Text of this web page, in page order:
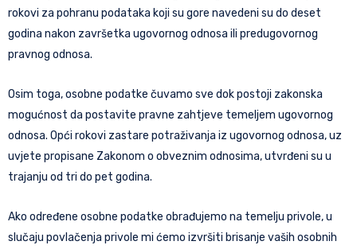
rokovi za pohranu podataka koji su gore navedeni su do deset
godina nakon završetka ugovornog odnosa ili predugovornog
pravnog odnosa.
Osim toga, osobne podatke čuvamo sve dok postoji zakonska
mogućnost da postavite pravne zahtjeve temeljem ugovornog
odnosa. Opći rokovi zastare potraživanja iz ugovornog odnosa, uz
uvjete propisane Zakonom o obveznim odnosima, utvrđeni su u
trajanju od tri do pet godina.
Ako određene osobne podatke obrađujemo na temelju privole, u
slučaju povlačenja privole mi ćemo izvršiti brisanje vaših osobnih